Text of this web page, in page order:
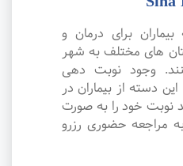
برای درمان و
های مختلف به شهر
وجود نوبت دهی
دسته از بیماران در
نوبت خود را به صورت
به مراجعه حضوری رزرو